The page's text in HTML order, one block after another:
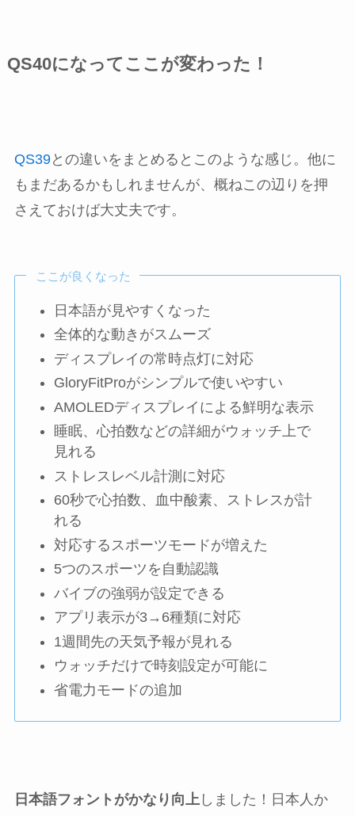
QS40になってここが変わった！
QS39との違いをまとめるとこのような感じ。他に
もまだあるかもしれませんが、概ねこの辺りを押
さえておけば大丈夫です。
ここが良くなった
日本語が見やすくなった
全体的な動きがスムーズ
ディスプレイの常時点灯に対応
GloryFitProがシンプルで使いやすい
AMOLEDディスプレイによる鮮明な表示
睡眠、心拍数などの詳細がウォッチ上で
見れる
ストレスレベル計測に対応
60秒で心拍数、血中酸素、ストレスが計
れる
対応するスポーツモードが増えた
5つのスポーツを自動認識
バイブの強弱が設定できる
アプリ表示が3→6種類に対応
1週間先の天気予報が見れる
ウォッチだけで時刻設定が可能に
省電力モードの追加
日本語フォントがかなり向上しました！日本人か